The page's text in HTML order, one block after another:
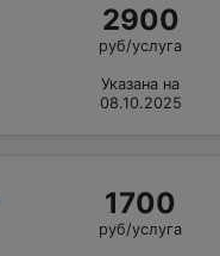
2900
руб/услуга
Указана на
08.10.2025
1700
руб/услуга